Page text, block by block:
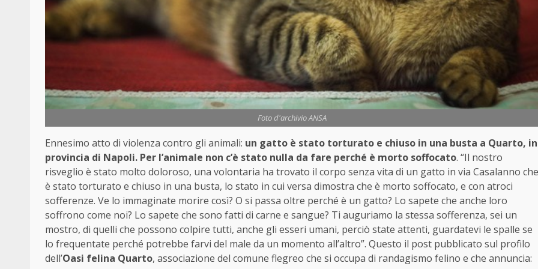
Foto d'archivio ANSA
Ennesimo atto di violenza contro gli animali: un gatto è stato torturato e chiuso in una busta a Quarto, in
provincia di Napoli. Per l’animale non c’è stato nulla da fare perché è morto soffocato. “Il nostro
risveglio è stato molto doloroso, una volontaria ha trovato il corpo senza vita di un gatto in via Casalanno che
è stato torturato e chiuso in una busta, lo stato in cui versa dimostra che è morto soffocato, e con atroci
sofferenze. Ve lo immaginate morire così? O si passa oltre perché è un gatto? Lo sapete che anche loro
soffrono come noi? Lo sapete che sono fatti di carne e sangue? Ti auguriamo la stessa sofferenza, sei un
mostro, di quelli che possono colpire tutti, anche gli esseri umani, perciò state attenti, guardatevi le spalle se
lo frequentate perché potrebbe farvi del male da un momento all’altro”. Questo il post pubblicato sul profilo
dell’Oasi felina Quarto, associazione del comune flegreo che si occupa di randagismo felino e che annuncia: